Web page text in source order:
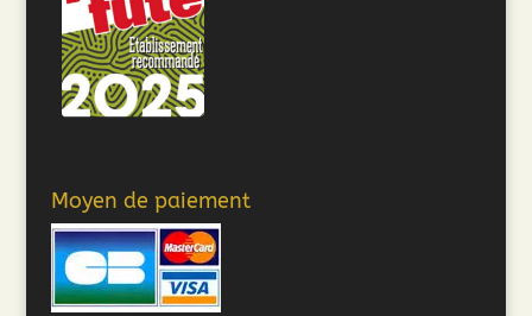
Moyen de paiement